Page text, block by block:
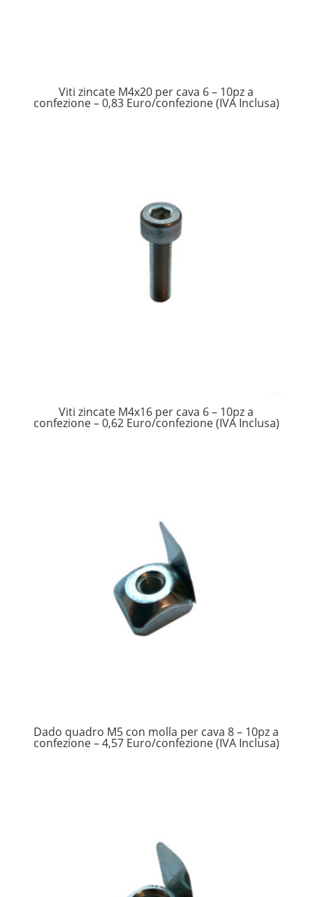
Viti zincate M4x20 per cava 6 – 10pz a
confezione – 0,83 Euro/confezione (IVA Inclusa)
Viti zincate M4x16 per cava 6 – 10pz a
confezione – 0,62 Euro/confezione (IVA Inclusa)
Dado quadro M5 con molla per cava 8 – 10pz a
confezione – 4,57 Euro/confezione (IVA Inclusa)